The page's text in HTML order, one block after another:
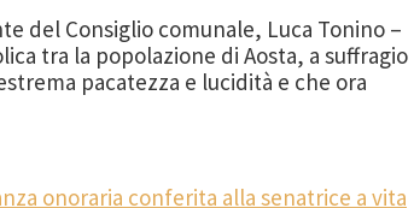
del Consiglio comunale, Luca Tonino –
tra la popolazione di Aosta, a suffragio
pacatezza e lucidità e che ora
onoraria conferita alla senatrice a vita